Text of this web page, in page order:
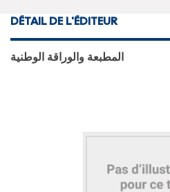
DÉTAIL DE L'ÉDITEUR
المطبعة والوراقة الوطنية